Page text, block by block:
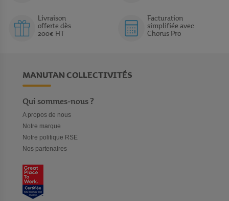
Livraison
offerte dès
200€ HT
Facturation
simplifiée avec
Chorus Pro
MANUTAN COLLECTIVITÉS
Qui sommes-nous ?
A propos de nous
Notre marque
Notre politique RSE
Nos partenaires